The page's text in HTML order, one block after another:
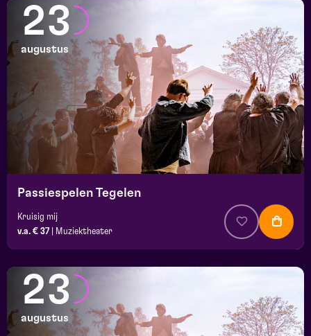
23
augustus
Passiespelen Tegelen
Kruisig mij
v.a. € 37
Muziektheater
23
augustus